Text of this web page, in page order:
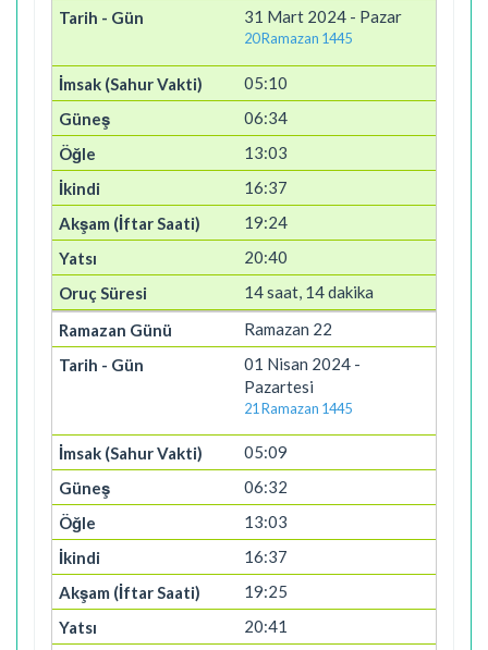
31 Mart 2024 - Pazar
20 Ramazan 1445
05:10
06:34
13:03
16:37
19:24
20:40
14 saat, 14 dakika
Ramazan 22
01 Nisan 2024 -
Pazartesi
21 Ramazan 1445
05:09
06:32
13:03
16:37
19:25
20:41